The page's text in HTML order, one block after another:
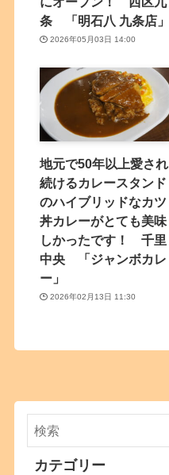
条 「明石八 九条店」
2026年05月03日 14:00
地元で50年以上愛され
続けるカレースタンド
のハイブリッドなカツ
丼カレーがとても美味
しかったです！ 千里
中央 「ジャンボカレ
ー」
2026年02月13日 11:30
カテゴリー